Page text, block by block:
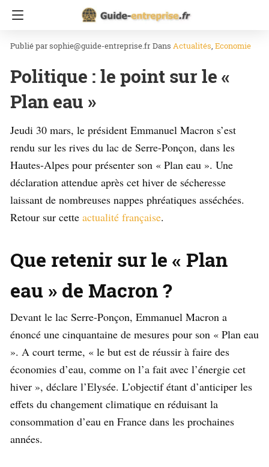
Accueil Actualités
sophie@guide-entreprise.fr Dans Actualités Economie
Politique : le point sur le «
Plan eau »
Jeudi 30 mars, le président Emmanuel Macron s’est
rendu sur les rives du lac de Serre-Ponçon, dans les
Hautes-Alpes pour présenter son « Plan eau ». Une
déclaration attendue après cet hiver de sécheresse
laissant de nombreuses nappes phréatiques asséchées.
Retour sur cette actualité française.
Que retenir sur le « Plan
eau » de Macron ?
Devant le lac Serre-Ponçon, Emmanuel Macron a
énoncé une cinquantaine de mesures pour son « Plan eau
». A court terme, « le but est de réussir à faire des
économies d’eau, comme on l’a fait avec l’énergie cet
hiver », déclare l’Elysée. L’objectif étant d’anticiper les
effets du changement climatique en réduisant la
consommation d’eau en France dans les prochaines
années.